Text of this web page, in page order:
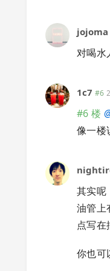
jojoma
对喝水
1c7 #6
#6 楼
像一楼
其实呢
油管上
点写在
你也可